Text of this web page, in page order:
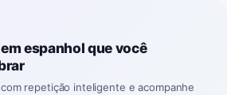
→ espanhol›loja
espanhol que você
repetição inteligente e acompanhe